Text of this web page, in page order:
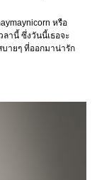
หรือ
านี้ ซึ่งวันนี้เธอจะ
ายๆ ที่ออกมาน่ารัก